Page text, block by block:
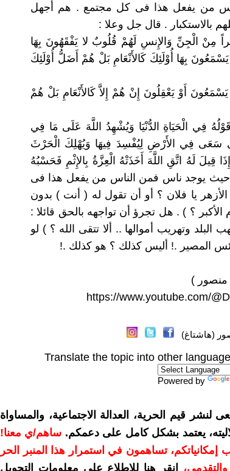
من يفعل هذا فى كل مجتمع . هم أجهل
بالاستكبار . قال جل وعلا :
كَثِيراً مِنْ الْجِنِّ وَالإِنسِ لَهُمْ قُلُوبٌ لا يَفْقَهُونَ بِهَا
بِهَا أُوْلَئِكَ كَالأَنْعَامِ بَلْ هُمْ أَضَلُّ أُوْلَئِكَ
يَسْمَعُونَ أَوْ يَعْقِلُونَ إِنْ هُمْ إِلاَّ كَالأَنْعَامِ بَلْ هُمْ
قَوْلُهُ فِي الْحَيَاةِ الدُّنْيَا وَيُشْهِدُ اللَّهَ عَلَى مَا فِي
(204) وَإِذَا تَوَلَّى سَعَى فِي الأَرْضِ لِيُفْسِدَ فِيهَا وَيُهْلِكَ الْحَرْثَ
وَاللَّهُ لا يُحِبُّ الْفَسَادَ (205) وَإِذَا قِيلَ لَهُ اتَّقِ اللَّهَ أَخَذَتْهُ الْعِزَّةُ بِالإِثْمِ فَحَسْبُهُ
(206) البقرة ) أى حيث يوجد ناس فمن الناس من يفعل هذا فى
يا فلان ؟ أو أن تقول له ( أنت ) بدون
الأكبر ؟ ) . هل تجرؤ أن تواجهه بالحق قائلا :
وتهريب أموالها .. ألا تتقى الله ؟ ) لو
المصير .! أليس كذلك ؟ هو كذلك .!
منصور )
https://www.youtube.com/
(هاشتاغ)
Translate the topic into other
Powered by
قيم الحرية، العدالة الاجتماعية، والمساواة
يعتمد بشكل كامل على دعمكم. ساهم/ي معنا!
أكثر حسب إمكانياتكم، تساهمون في استمرار هذا المنبر الحر
، انقر هنا للاطلاع على معلومات التحويل